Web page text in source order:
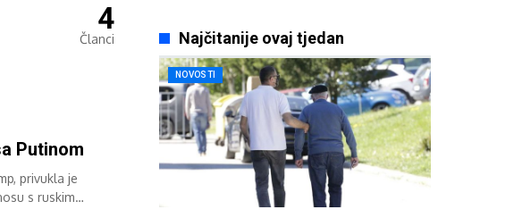
4
Članci
Putinom
privukla je
s ruskim
Najčitanije ovaj tjedan
NOVOSTI